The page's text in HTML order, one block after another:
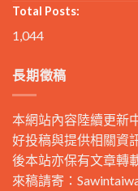
Total Posts:
1,044
長期徵稿
本網站內容陸續更新
好投稿與提供相關資
後本站亦保有文章轉
來稿請寄：